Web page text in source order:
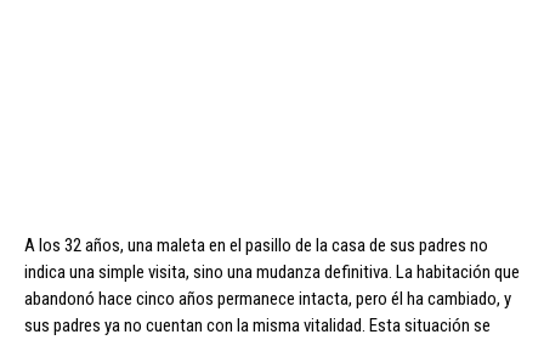
A los 32 años, una maleta en el pasillo de la casa de sus padres no
indica una simple visita, sino una mudanza definitiva. La habitación que
abandonó hace cinco años permanece intacta, pero él ha cambiado, y
sus padres ya no cuentan con la misma vitalidad. Esta situación se